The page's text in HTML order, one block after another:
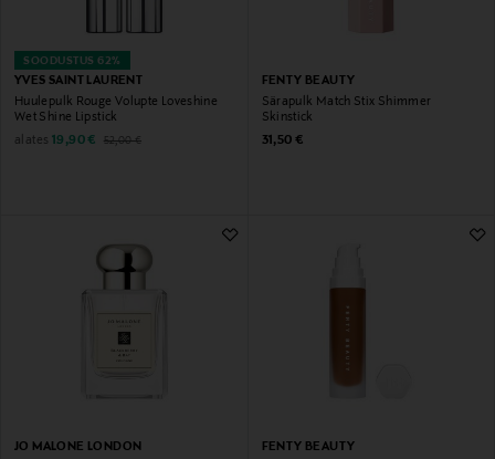
SOODUSTUS 62%
YVES SAINT LAURENT
Huulepulk Rouge Volupte Loveshine
Wet Shine Lipstick
alates Discounted Price
19,90 € Original Price
52,00 €
FENTY BEAUTY
Särapulk Match Stix Shimmer
Skinstick
Original Price
31,50 €
JO MALONE LONDON
FENTY BEAUTY